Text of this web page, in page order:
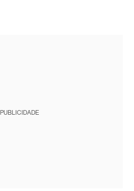
PUBLICIDADE